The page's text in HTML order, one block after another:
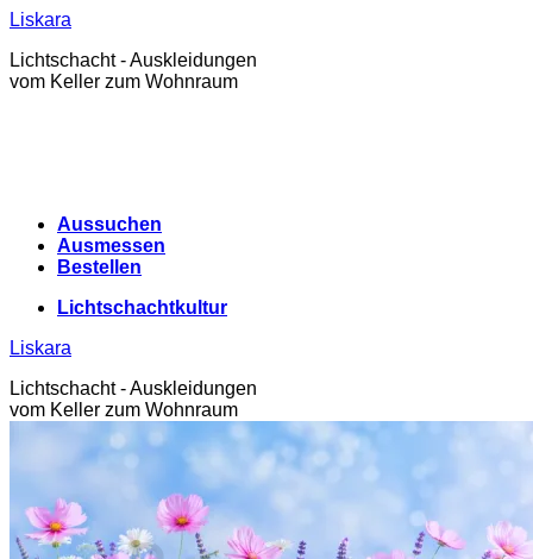
Zum
springen
Liskara
Lichtschacht - Auskleidungen
vom Keller zum Wohnraum
Aussuchen
Ausmessen
Bestellen
Lichtschachtkultur
Liskara
Lichtschacht - Auskleidungen
vom Keller zum Wohnraum
Lichtschachtkultur
Warenkorb /0,00 0